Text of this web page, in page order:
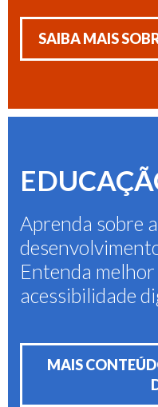
SAIBA MAIS
Aprenda sobre
Entenda
acessibilidade
MAIS